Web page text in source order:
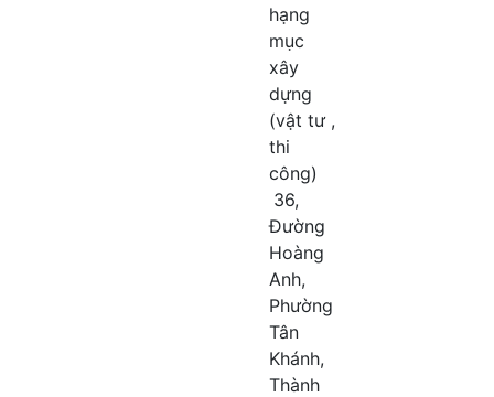
hạng
mục
xây
dựng
(vật tư ,
thi
công)
36,
Đường
Hoàng
Anh,
Phường
Tân
Khánh,
Thành